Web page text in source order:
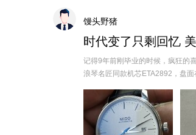
馒头野猪
时代变了只剩回忆
记得9年前刚毕业的时候，疯狂的
浪琴名匠同款机芯ETA2892，盘